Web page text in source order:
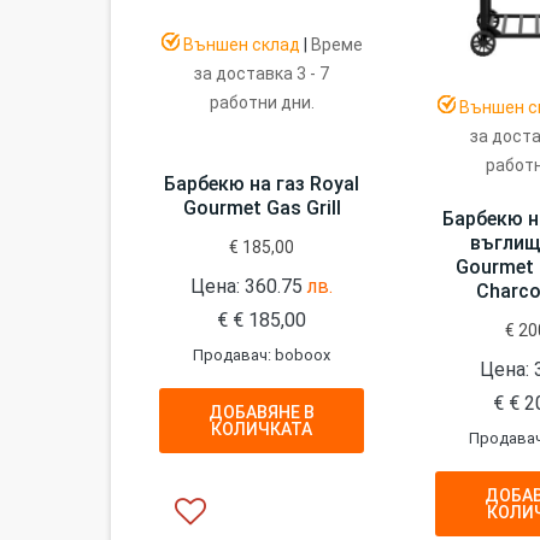
Външен склад
Време
за доставка 3 - 7
работни дни.
Барбекю на газ Royal
Gourmet Gas Grill
€ 185,00
Цена: 360.75лв.
€ € 185,00
Продавач: boboox
ДОБАВЯНЕ В
КОЛИЧКАТА
Външен
за
Барбекю
Gourmet
€
Цена:
€ €